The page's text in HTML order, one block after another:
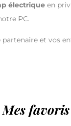
électrique en
PC.
et vos
Mes